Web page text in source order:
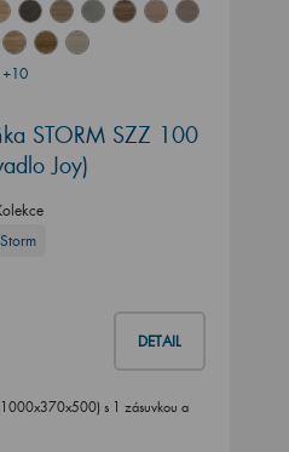
+10
STORM SZZ 100
Joy)
Storm
DETAIL
s 1 zásuvkou a